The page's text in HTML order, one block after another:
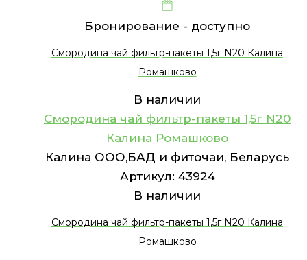
Бронирование - доступно
Смородина чай фильтр-пакеты 1,5г N20 Калина
Ромашково
В наличии
Смородина чай фильтр-пакеты 1,5г N20
Калина Ромашково
Калина ООО,БАД и фиточаи, Беларусь
Артикул: 43924
В наличии
Смородина чай фильтр-пакеты 1,5г N20 Калина
Ромашково